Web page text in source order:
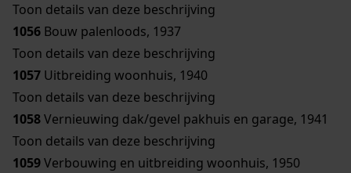
Toon details van deze beschrijving
1056 Bouw palenloods, 1937
Toon details van deze beschrijving
1057 Uitbreiding woonhuis, 1940
Toon details van deze beschrijving
1058Vernieuwing dak/gevel pakhuis en garage, 1941
Toon details van deze beschrijving
1059Verbouwing en uitbreiding woonhuis, 1950